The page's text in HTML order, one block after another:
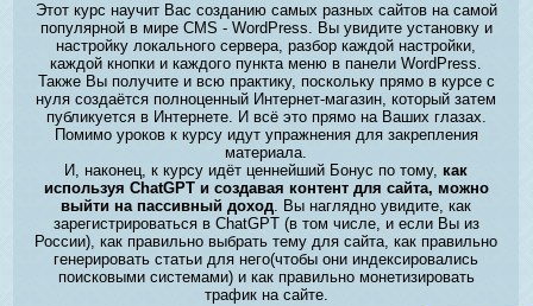
Этот курс научит Вас созданию самых разных сайтов на самой
популярной в мире CMS - WordPress. Вы увидите установку и
настройку локального сервера, разбор каждой настройки,
каждой кнопки и каждого пункта меню в панели WordPress.
Также Вы получите и всю практику, поскольку прямо в курсе с
нуля создаётся полноценный Интернет-магазин, который затем
публикуется в Интернете. И всё это прямо на Ваших глазах.
Помимо уроков к курсу идут упражнения для закрепления
материала.
И, наконец, к курсу идёт ценнейший Бонус по тому,как
используя ChatGPT и создавая контент для сайта, можно
выйти на пассивный доход. Вы наглядно увидите, как
зарегистрироваться в ChatGPT (в том числе, и если Вы из
России), как правильно выбрать тему для сайта, как правильно
генерировать статьи для него(чтобы они индексировались
поисковыми системами) и как правильно монетизировать
трафик на сайте.